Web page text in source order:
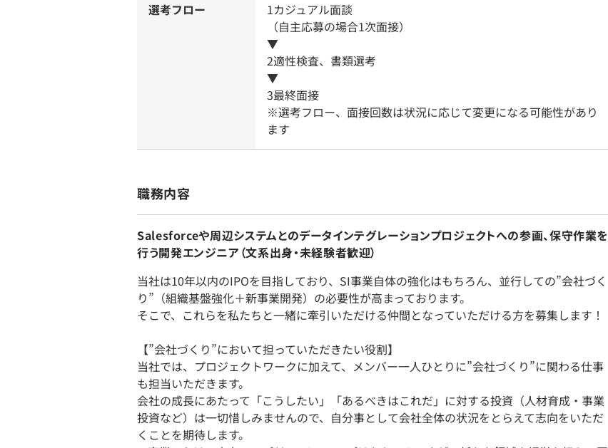
選考フロー
1カジュアル面談
（自主応募の場合1次面接）
▼
2適性検査、書類選考
▼
3最終面接
※選考フロー、面接回数は状況に応じて変更になる可能性があり
ます
職務内容
Salesforceや周辺システムとのデータインテグレーションプロジェクトへの参画、保守作業を
行う開発エンジニア（文系出身・未経験者歓迎）
当社は10年以内のIPOを目指しており、SI事業自体の強化はもちろん、並行しての”会社づく
り”（組織基盤強化＋新事業開発）の必要性が高まっております。
そこで、これらを私たちと一緒に牽引いただける仲間となっていただける方を募集します！
【”会社づくり”において担っていただきたい役割】
当社では、プロジェクトワークに加えて、メンバー一人ひとりに”会社づくり”に関わる仕事
も担当いただきます。
会社の成長にあたって「こうしたい」「あるべきはこれだ」に対する投資（人材育成・事業
投資など）は一切惜しみませんので、自分事として会社全体の状況をとらえて志向をいただ
くことを期待します。